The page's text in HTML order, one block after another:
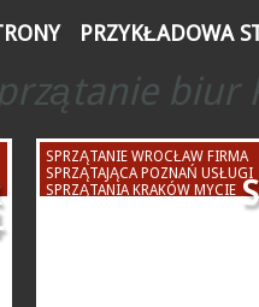
PRZYKŁADOWA
biur
SPRZĄTANIE WROCŁAW FIRMA
SPRZĄTAJĄCA POZNAŃ USŁUGI
SPRZĄTANIA KRAKÓW MYCIE
CZYSZCZENIE WARSZAWA ŁÓDŹ